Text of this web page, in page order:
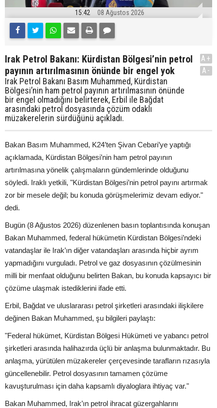
15:42 08 Ağustos 2026
Irak Petrol Bakanı: Kürdistan Bölgesi’nin petrol
payının artırılmasının önünde bir engel yok
Irak Petrol Bakanı Basım Muhammed, Kürdistan
Bölgesi’nin ham petrol payının artırılmasının önünde
bir engel olmadığını belirterek, Erbil ile Bağdat
arasındaki petrol dosyasında çözüm odaklı
müzakerelerin sürdüğünü açıkladı.
A+
A-
Bakan Basım Muhammed, K24’ten Şivan Cebari’ye yaptığı
açıklamada, Kürdistan Bölgesi’nin ham petrol payının
artırılmasına yönelik çalışmaların gündemlerinde olduğunu
söyledi. Iraklı yetkili, "Kürdistan Bölgesi’nin petrol payını artırmak
zor bir mesele değil; bu konuda görüşmelerimiz devam ediyor."
dedi.
Bugün (8 Ağustos 2026) düzenlenen basın toplantısında konuşan
Bakan Muhammed, federal hükümetin Kürdistan Bölgesi’ndeki
vatandaşlar ile Irak’ın diğer vatandaşları arasında hiçbir ayrım
yapmadığını vurguladı. Petrol ve gaz dosyasının çözülmesinin
milli bir menfaat olduğunu belirten Bakan, bu konuda kapsayıcı bir
çözüme ulaşmak istediklerini ifade etti.
Erbil, Bağdat ve uluslararası petrol şirketleri arasındaki ilişkilere
değinen Bakan Muhammed, şu bilgileri paylaştı:
"Federal hükümet, Kürdistan Bölgesi Hükümeti ve yabancı petrol
şirketleri arasında halihazırda üçlü bir anlaşma bulunmaktadır. Bu
anlaşma, yürütülen müzakereler çerçevesinde tarafların rızasıyla
güncellenebilir. Petrol dosyasının tamamen çözüme
kavuşturulması için daha kapsamlı diyaloglara ihtiyaç var."
Bakan Muhammed, Irak’ın petrol ihracat güzergahlarını